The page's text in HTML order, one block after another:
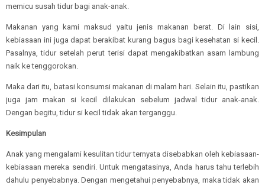
memicu susah tidur bagi anak-anak.
Makanan yang kami maksud yaitu jenis makanan berat. Di lain sisi,
kebiasaan ini juga dapat berakibat kurang bagus bagi kesehatan si kecil.
Pasalnya, tidur setelah perut terisi dapat mengakibatkan asam lambung
naik ke tenggorokan.
Maka dari itu, batasi konsumsi makanan di malam hari. Selain itu, pastikan
juga jam makan si kecil dilakukan sebelum jadwal tidur anak-anak.
Dengan begitu, tidur si kecil tidak akan terganggu.
Kesimpulan
Anak yang mengalami kesulitan tidur ternyata disebabkan oleh kebiasaan-
kebiasaan mereka sendiri. Untuk mengatasinya, Anda harus tahu terlebih
dahulu penyebabnya. Dengan mengetahui penyebabnya, maka tidak akan